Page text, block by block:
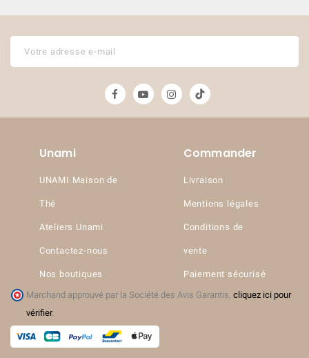
Unami
UNAMI Maison de
Thé
Ateliers Unami
Contactez-nous
Nos boutiques
Commander
Livraison
Mentions légales
Conditions de
vente
Paiement sécurisé
Marchand approuvé par la Société des Avis Garantis, cliquez ici pour
vérifier.